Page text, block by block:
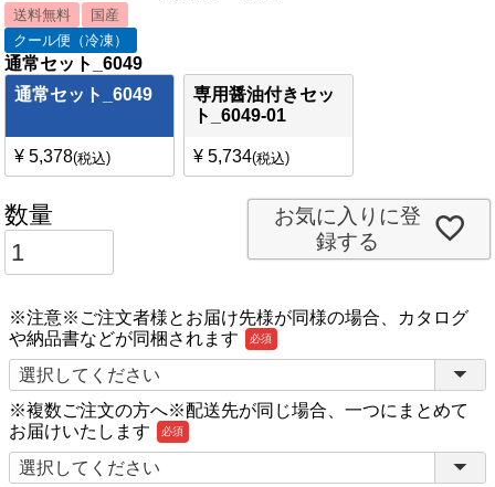
送料無料
国産
クール便（冷凍）
通常セット_6049
通常セット_6049
¥ 5,378 税込
専用醤油付きセッ
ト_6049-01
¥ 5,734 税込
お気に入りに登
録する
※注意※ご注文者様とお届け先様が同様の場合、カタログ
や納品書などが同梱されます
(必
※複数ご注文の方へ※配送先が同じ場合、一つにまとめて
お届けいたします
(必
須)